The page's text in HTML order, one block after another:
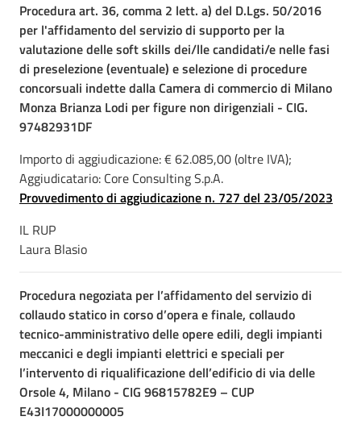
Procedura art. 36, comma 2 lett. a) del D.Lgs. 50/2016
per l'affidamento del servizio di supporto per la
valutazione delle soft skills dei/lle candidati/e nelle fasi
di preselezione (eventuale) e selezione di procedure
concorsuali indette dalla Camera di commercio di Milano
Monza Brianza Lodi per figure non dirigenziali - CIG.
97482931DF
Importo di aggiudicazione: € 62.085,00 (oltre IVA);
Aggiudicatario: Core Consulting S.p.A.
Provvedimento di aggiudicazione n. 727 del 23/05/2023
IL RUP
Laura Blasio
Procedura negoziata per l’affidamento del servizio di
collaudo statico in corso d’opera e finale, collaudo
tecnico-amministrativo delle opere edili, degli impianti
meccanici e degli impianti elettrici e speciali per
l’intervento di riqualificazione dell’edificio di via delle
Orsole 4, Milano - CIG 96815782E9 – CUP
E43I17000000005